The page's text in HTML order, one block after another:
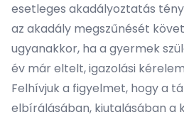
esetleges akadályoztatás
az akadály megszűnését
ugyanakkor, ha a gyermek
év már eltelt, igazolási
Felhívjuk a figyelmet, hogy a
elbírálásában, kiutalásában a